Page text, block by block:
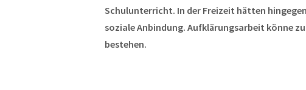
Schulunterricht. In der Freizeit hätten
soziale Anbindung. Aufklärungsarbeit könne
bestehen.